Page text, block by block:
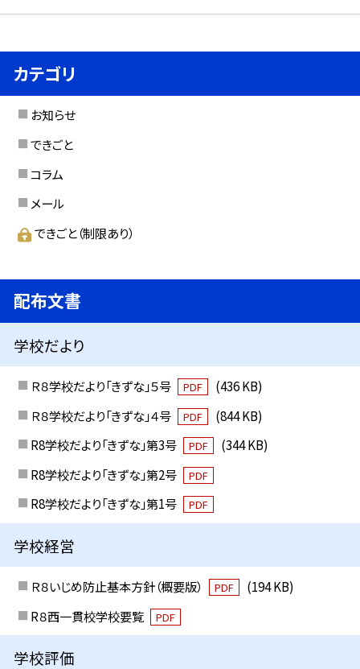
カテゴリ
お知らせ
できごと
コラム
メール
できごと（制限あり）
配布文書
学校だより
Ｒ８学校だより「きずな」５号 PDF
(436 KB)
Ｒ８学校だより「きずな」４号
PDF
(844 KB)
R8学校だより「きずな」第3号
PDF
(344 KB)
R8学校だより「きずな」第2号
PDF
R8学校だより「きずな」第1号 PDF
学校経営
Ｒ８いじめ防止基本方針（概要版） PDF
(194 KB)
R８西一貫校学校要覧
PDF
学校評価